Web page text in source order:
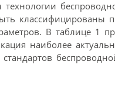
технологии
классифицированы
В таблице 1
наиболее